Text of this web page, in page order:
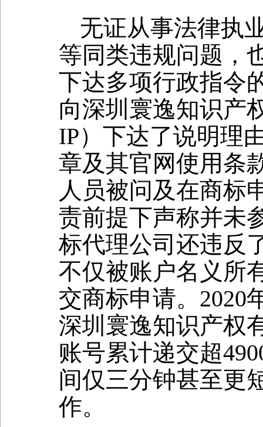
无证从事法律执
等同类违规问题，
下达多项行政指令
向深圳寰逸知识产
IP）下达了说明理
章及其官网使用条
人员被问及在商标
责前提下声称并未
标代理公司还违反
不仅被账户名义所
交商标申请。2020
深圳寰逸知识产权
账号累计递交超
间仅三分钟甚至更
作。